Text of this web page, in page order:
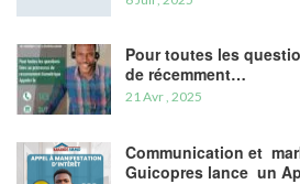
Pour toutes les
de récemment…
21 Avr , 2025
Communication et
Guicopres lance un